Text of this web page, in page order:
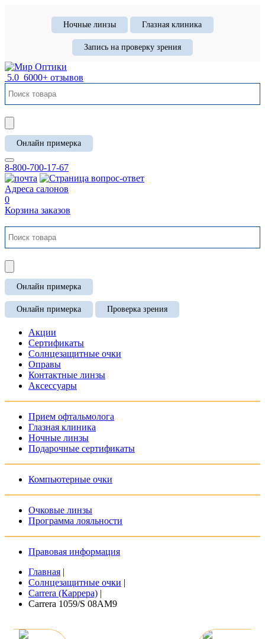
Ночные линзы Глазная клиника
Запись на проверку зрения
5.0 6000+ отзывов
Онлайн примерка
8-800-700-17-67
Адреса салонов
0
Корзина заказов
Онлайн примерка
Онлайн примерка Проверка зрения
Акции
Сертификаты
Солнцезащитные очки
Оправы
Контактные линзы
Аксессуары
Прием офтальмолога
Глазная клиника
Ночные линзы
Подарочные сертификаты
Компьютерные очки
Очковые линзы
Программа лояльности
Правовая информация
Главная |
Солнцезащитные очки |
Carrera (Каррера) |
Carrera 1059/S 08AM9